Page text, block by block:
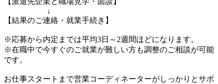
↓
【結果のご連絡・就業手続き】
※応募から内定までは平均3日～2週間ほどになります。
※在職中で今すぐのご就業が難しい方も調整のご相談が可能
です。
お仕事スタートまで営業コーディネーターがしっかりとサポ